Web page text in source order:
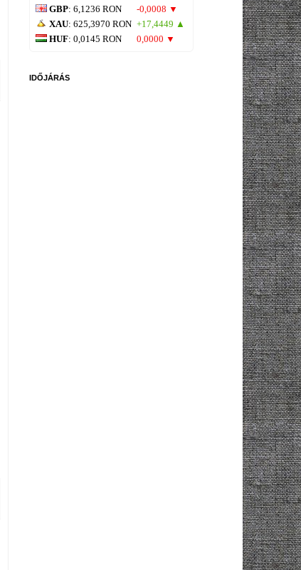
GBP: 6,1236 RON
-0,0008 ▼
XAU: 625,3970 RON +17,4449 ▲
HUF: 0,0145 RON 0,0000 ▼
IDŐJÁRÁS